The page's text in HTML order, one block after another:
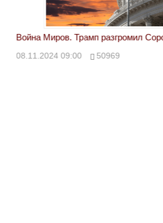
Война Миров. Трамп разгромил
08.11.2024 09:00 50969